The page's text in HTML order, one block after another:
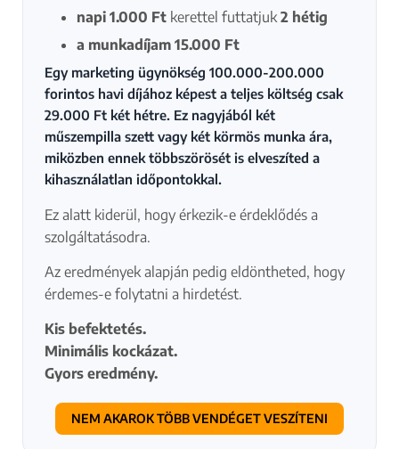
napi 1.000 Ft kerettel futtatjuk 2 hétig
a munkadíjam 15.000 Ft
Egy marketing ügynökség 100.000-200.000
forintos havi díjához képest a teljes költség csak
29.000 Ft két hétre. Ez nagyjából két
műszempilla szett vagy két körmös munka ára,
miközben ennek többszörösét is elveszíted a
kihasználatlan időpontokkal.
Ez alatt kiderül, hogy érkezik-e érdeklődés a
szolgáltatásodra.
Az eredmények alapján pedig eldöntheted, hogy
érdemes-e folytatni a hirdetést.
Kis befektetés.
Minimális kockázat.
Gyors eredmény.
NEM AKAROK TÖBB VENDÉGET VESZÍTENI